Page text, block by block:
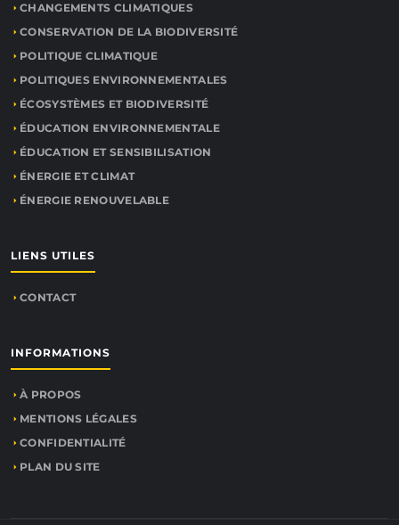
CHANGEMENTS CLIMATIQUES
CONSERVATION DE LA BIODIVERSITÉ
POLITIQUE CLIMATIQUE
POLITIQUES ENVIRONNEMENTALES
ÉCOSYSTÈMES ET BIODIVERSITÉ
ÉDUCATION ENVIRONNEMENTALE
ÉDUCATION ET SENSIBILISATION
ÉNERGIE ET CLIMAT
ÉNERGIE RENOUVELABLE
LIENS UTILES
CONTACT
INFORMATIONS
À PROPOS
MENTIONS LÉGALES
CONFIDENTIALITÉ
PLAN DU SITE